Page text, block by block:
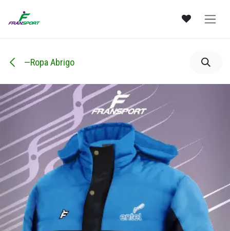
—Ropa Abrigo